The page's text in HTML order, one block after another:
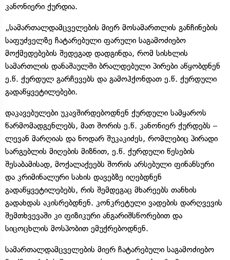
კანონიერი ქურდია.
„სამართალდამცველების მიერ მოსამართლის განჩინების
საფუძველზე ჩატარებული ფარული საგამოძიებო
მოქმედებების შედეგად დადგინდა, რომ სისხლის
სამართლის დანაშაულში ბრალდებული პირები აწყობდნენ
ე.წ. ქურდულ გარჩევებს და გამოჰქონდათ ე.წ. ქურდული
გადაწყვეტილებები.
დაკავებულები უკავშირდებოდნენ ქურდული სამყაროს
წარმომადგენლებს, მათ შორის ე.წ. კანონიერ ქურდებს –
ლევან მარღიას და ნოდარ შუკაკიძეს, რომლებიც პირადი
სარგებლის მიღების მიზნით, ე.წ. ქურდული წესების
შესაბამისად, მოქალაქეებს შორის არსებული ფინანსური
და კრიმინალური სახის დავებზე იღებდნენ
გადაწყვეტილებებს, რის შემდეგაც მხარეებს თანხის
გადახდას აკისრებდნენ. კონკრეტული ვადების დარღვევის
შემთხვევაში კი ფიზიკური ანგარიშსწორებით და
სიცოცხლის მოსპობით ემუქრებოდნენ.
სამართალდამცველების მიერ ჩატარებული საგამოძიებო